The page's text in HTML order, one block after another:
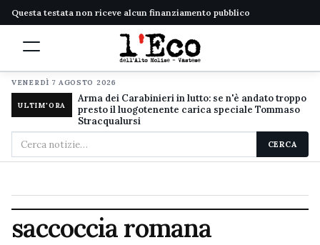
Questa testata non riceve alcun finanziamento pubblico
VENERDÌ 7 AGOSTO 2026
ULTIM'ORA
Arma dei Carabinieri in lutto: se n'è andato troppo
presto il luogotenente carica speciale Tommaso
Stracqualursi
Cerca
nel
CERCA
saccoccia romana